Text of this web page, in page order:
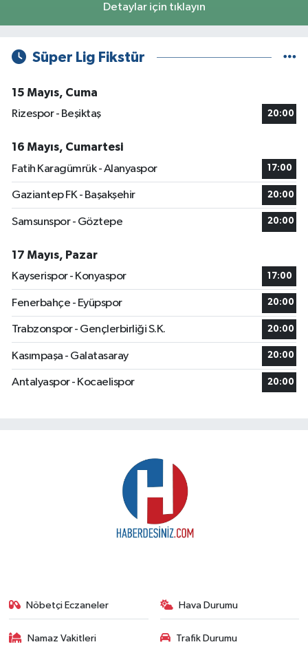
Detaylar için tıklayın
Süper Lig Fikstür
15 Mayıs, Cuma
Rizespor - Beşiktaş
20:00
16 Mayıs, Cumartesi
Fatih Karagümrük - Alanyaspor
17:00
Gaziantep FK - Başakşehir 20:00
Samsunspor - Göztepe 20:00
17 Mayıs, Pazar
Kayserispor - Konyaspor
17:00
Fenerbahçe - Eyüpspor 20:00
Trabzonspor - Gençlerbirliği S.K. 20:00
Kasımpaşa - Galatasaray 20:00
Antalyaspor - Kocaelispor 20:00
Nöbetçi Eczaneler Hava Durumu
Namaz Vakitleri Trafik Durumu